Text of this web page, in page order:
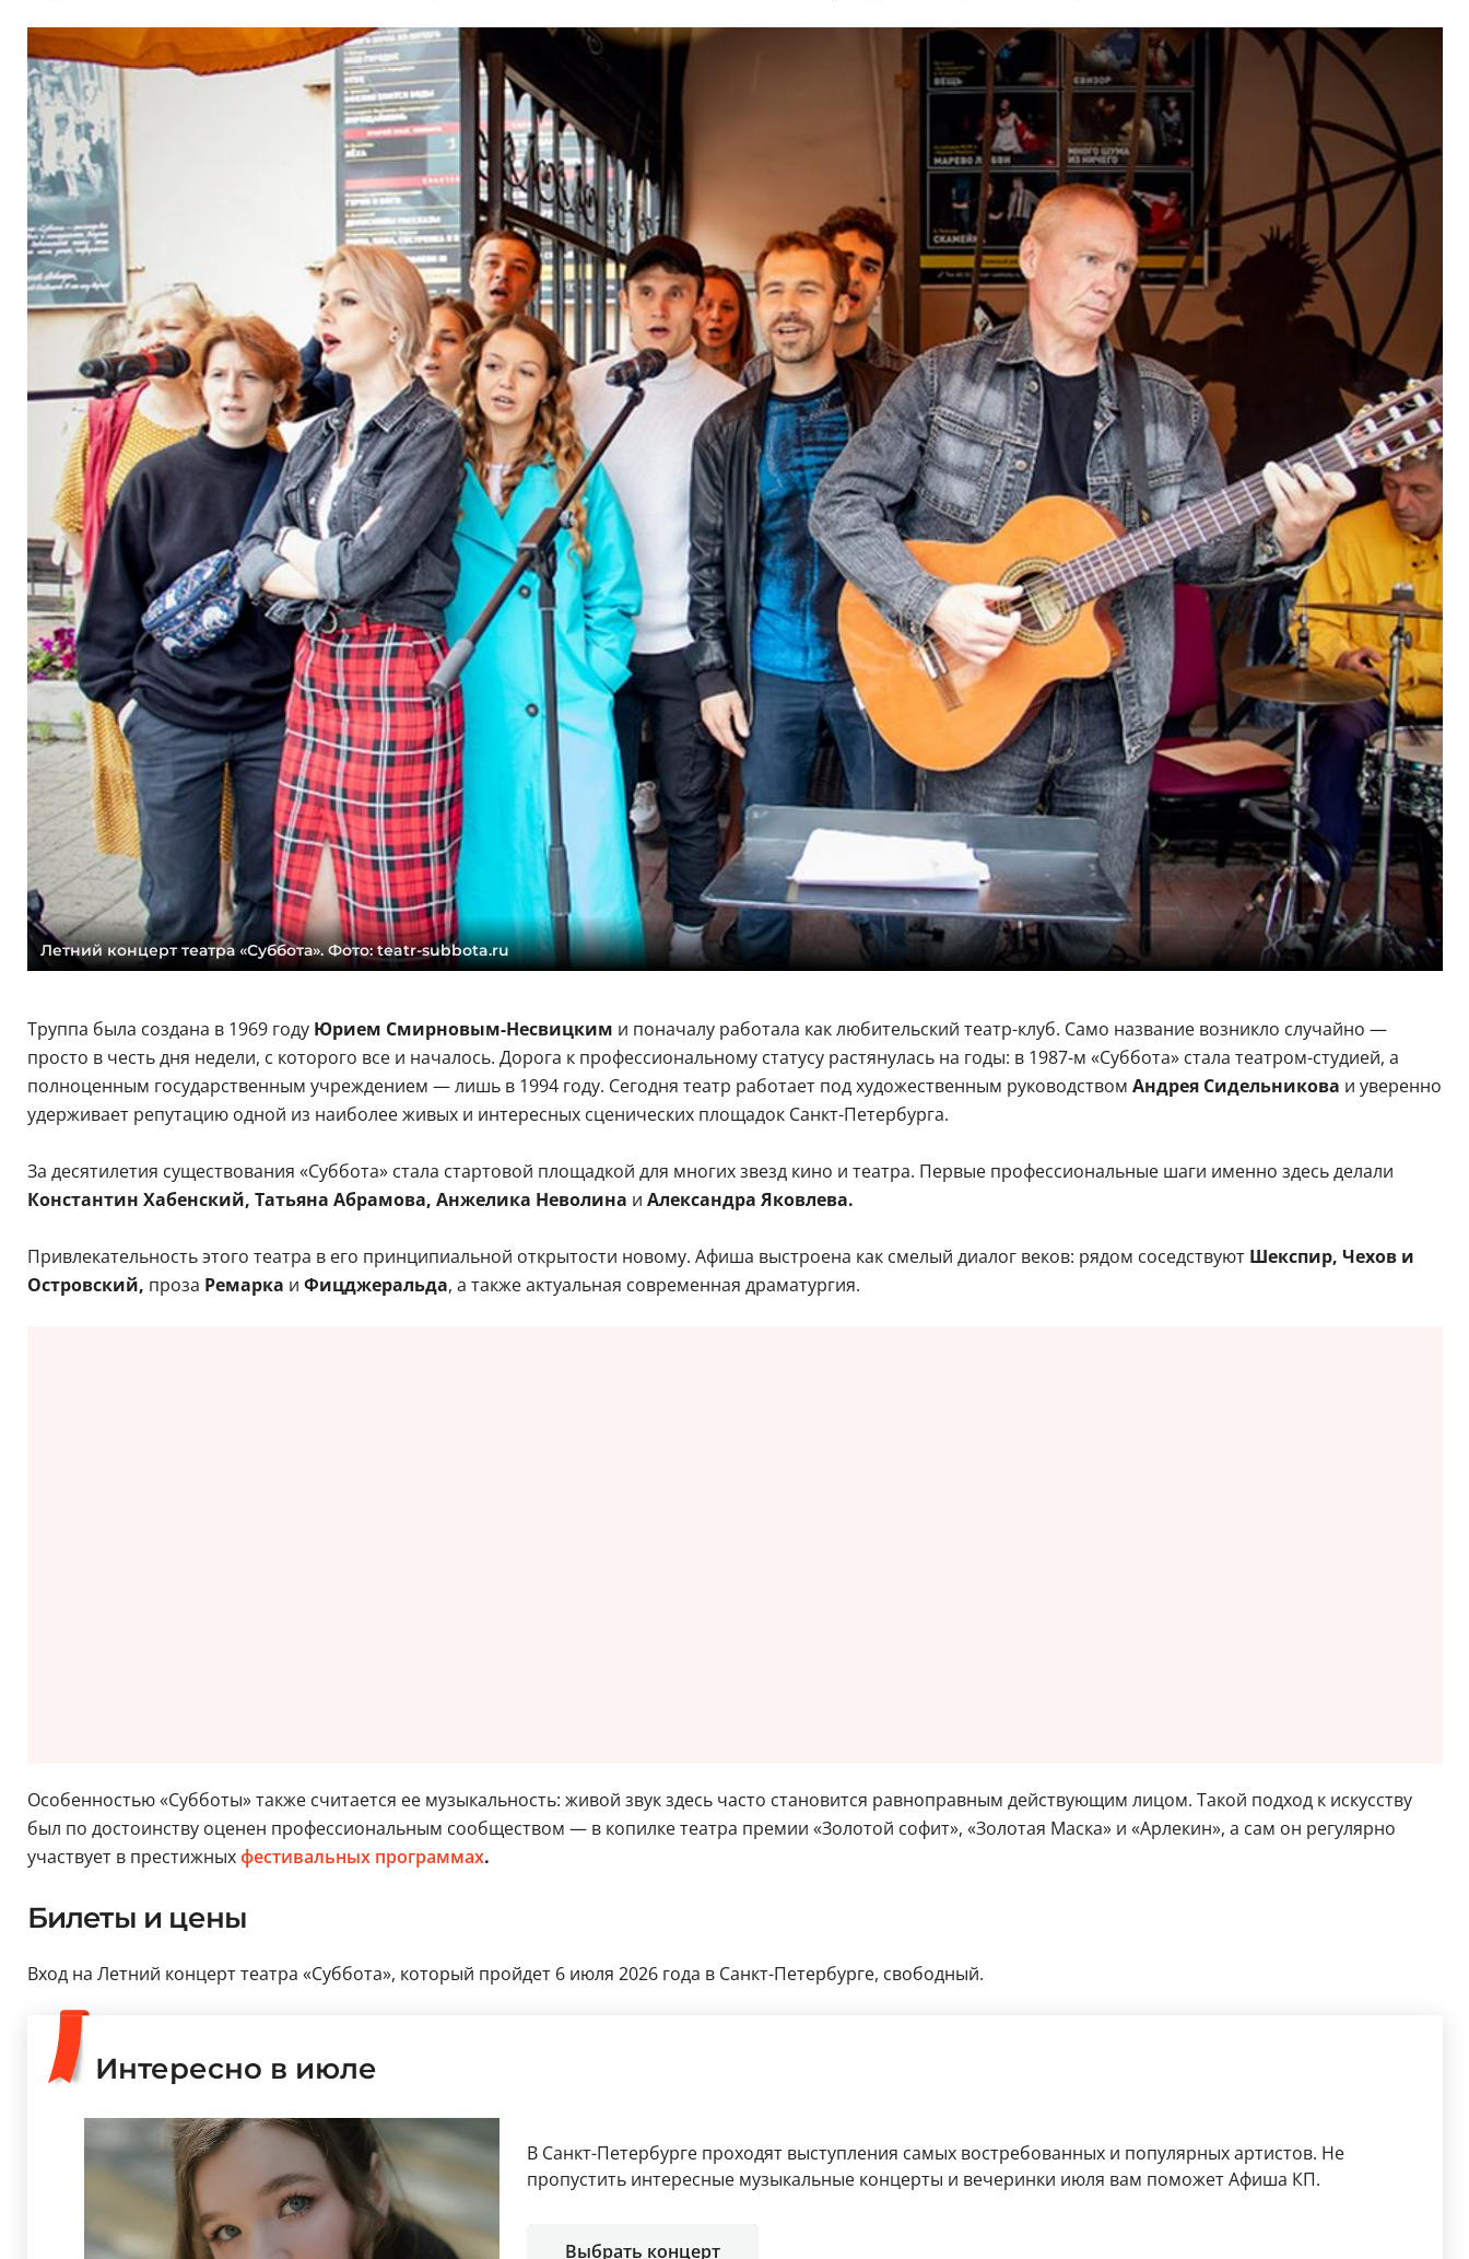
Летний концерт театра «Суббота». Фото: teatr-subbota.ru
Труппа была создана в 1969 году Юрием Смирновым-Несвицким и поначалу работала как любительский театр-клуб. Само название возникло случайно —
просто в честь дня недели, с которого все и началось. Дорога к профессиональному статусу растянулась на годы: в 1987-м «Суббота» стала театром-студией, а
полноценным государственным учреждением — лишь в 1994 году. Сегодня театр работает под художественным руководством Андрея Сидельникова и уверенно
удерживает репутацию одной из наиболее живых и интересных сценических площадок Санкт-Петербурга.
За десятилетия существования «Суббота» стала стартовой площадкой для многих звезд кино и театра. Первые профессиональные шаги именно здесь делали
Константин Хабенский, Татьяна Абрамова, Анжелика Неволина и Александра Яковлева.
Привлекательность этого театра в его принципиальной открытости новому. Афиша выстроена как смелый диалог веков: рядом соседствуют Шекспир, Чехов и
Островский, проза Ремарка и Фицджеральда, а также актуальная современная драматургия.
Особенностью «Субботы» также считается ее музыкальность: живой звук здесь часто становится равноправным действующим лицом. Такой подход к искусству
был по достоинству оценен профессиональным сообществом — в копилке театра премии «Золотой софит», «Золотая Маска» и «Арлекин», а сам он регулярно
участвует в престижныхфестивальных программах.
Билеты и цены
Вход на Летний концерт театра «Суббота», который пройдет 6 июля 2026 года в Санкт-Петербурге, свободный.
Интересно в июле
В Санкт-Петербурге проходят выступления самых востребованных и популярных артистов. Не
пропустить интересные музыкальные концерты и вечеринки июля вам поможет Афиша КП.
Выбрать концерт